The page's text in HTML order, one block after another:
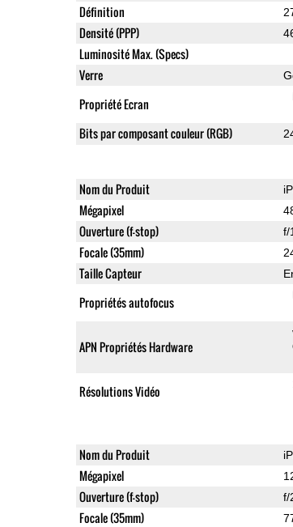
Définition
Densité (PPP)
Luminosité Max. (Specs)
Verre
Propriété Ecran
Bits par composant couleur (RGB)
Nom du Produit
Mégapixel
Ouverture (f-stop) f/
Focale (35mm)
Taille Capteur
Propriétés autofocus
APN Propriétés Hardware
Résolutions Vidéo
Nom du Produit
Mégapixel
Ouverture (f-stop) f/
Focale (35mm)